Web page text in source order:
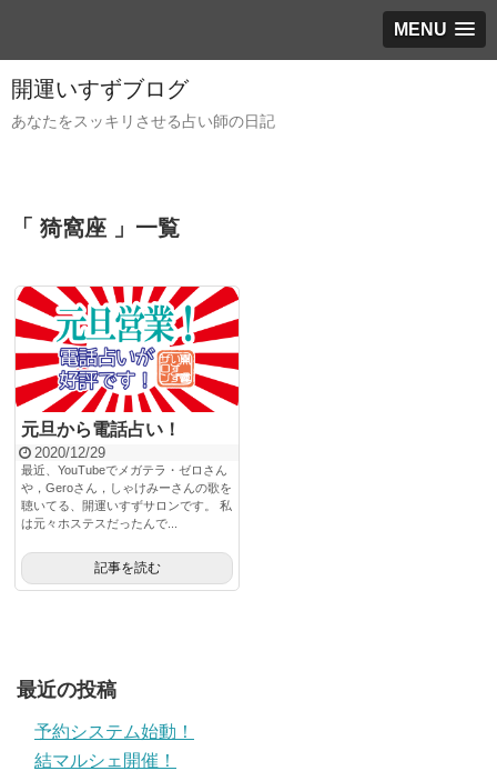
MENU
開運いすずブログ
あなたをスッキリさせる占い師の日記
「 猗窩座 」一覧
元旦から電話占い！
2020/12/29
最近、YouTubeでメガテラ・ゼロさん
や，Geroさん，しゃけみーさんの歌を
聴いてる、開運いすずサロンです。 私
は元々ホステスだったんで...
記事を読む
最近の投稿
予約システム始動！
結マルシェ開催！